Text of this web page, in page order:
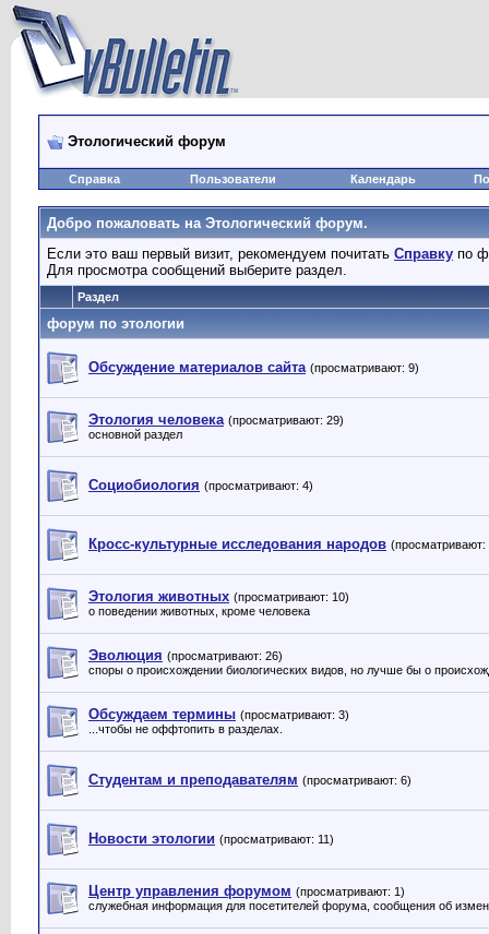
Этологический форум
Справка Пользователи Календарь
Добро пожаловать на Этологический форум.
Если это ваш первый визит, рекомендуем почитать Справку по
Для просмотра сообщений выберите раздел.
Раздел
форум по этологии
Обсуждение материалов сайта (просматривают: 9)
Этология человека (просматривают: 29)
основной раздел
Социобиология (просматривают: 4)
Кросс-культурные исследования народов (просматривают:
Этология животных (просматривают: 10)
о поведении животных, кроме человека
Эволюция (просматривают: 26)
споры о происхождении биологических видов, но лучше бы о
Обсуждаем термины (просматривают: 3)
...чтобы не оффтопить в разделах.
Студентам и преподавателям (просматривают: 6)
Новости этологии (просматривают: 11)
Центр управления форумом (просматривают: 1)
служебная информация для посетителей форума, сообщения об